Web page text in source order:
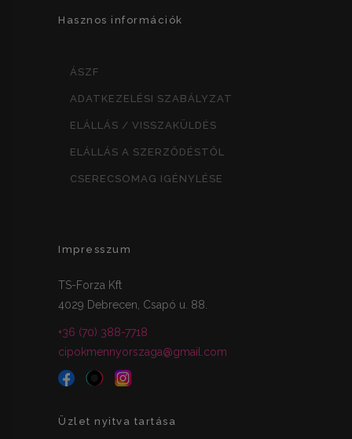
Hasznos információk
ÁSZF
ADATKEZELÉSI SZABÁLYZAT
ELÁLLÁS / VISSZAKÜLDÉS
ELÁLLÁS A SZERZŐDÉSTŐL
CSERECSOMAG IGÉNYLÉSE
Impresszum
TS-Forza Kft
4029 Debrecen, Csapó u. 88.
+36 (70) 388-7718
cipokmennyorszaga@gmail.com
Üzlet nyitva tartása